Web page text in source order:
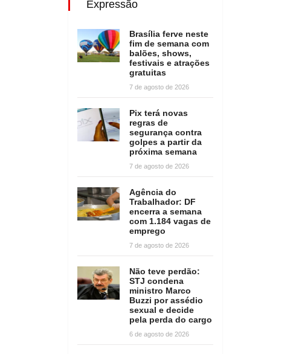
Expressão
Brasília ferve neste
fim de semana com
balões, shows,
festivais e atrações
gratuitas
7 de agosto de 2026
Pix terá novas
regras de
segurança contra
golpes a partir da
próxima semana
7 de agosto de 2026
Agência do
Trabalhador: DF
encerra a semana
com 1.184 vagas de
emprego
7 de agosto de 2026
Não teve perdão:
STJ condena
ministro Marco
Buzzi por assédio
sexual e decide
pela perda do cargo
6 de agosto de 2026